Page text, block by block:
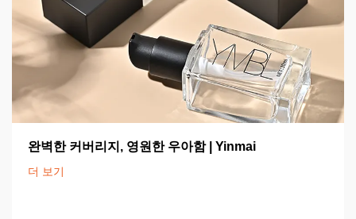
완벽한 커버리지, 영원한 우아함 | Yinmai
더 보기